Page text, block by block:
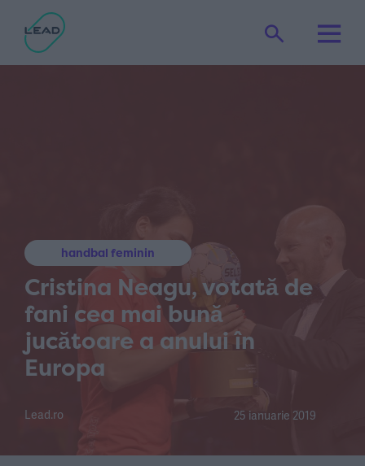
handbal feminin
Cristina Neagu, votată de
fani cea mai bună
jucătoare a anului în
Europa
Lead.ro 25 ianuarie 2019